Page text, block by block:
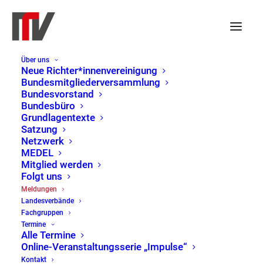
Über uns
Neue Richter*innenvereinigung
Bundesmitgliederversammlung
Bundesvorstand
Bundesbüro
Grundlagentexte
Satzung
Netzwerk
MEDEL
Mitglied werden
Folgt uns
Meldungen
Landesverbände
Fachgruppen
Termine
Alle Termine
Online-Veranstaltungsserie „Impulse“
Kontakt